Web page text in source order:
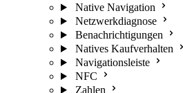
Native Navigation
Netzwerkdiagnose
Benachrichtigungen
Natives Kaufverhalten
Navigationsleiste
NFC
Zahlen